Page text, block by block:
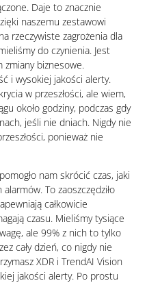
Daje to znacznie
naszemu zestawowi
rzeczywiste zagrożenia dla
do czynienia. Jest
zmiany biznesowe.
i wysokiej jakości alerty.
w przeszłości, ale wiem,
około godziny, podczas gdy
jeśli nie dniach. Nigdy nie
ponieważ nie
nam skrócić czas, jaki
To zaoszczędziło
całkowicie
czasu. Mieliśmy tysiące
ale 99% z nich to tylko
cały dzień, co nigdy nie
XDR i TrendAI Vision
jakości alerty. Po prostu